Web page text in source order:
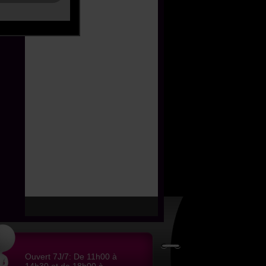
Ouvert 7J/7: De 11h00 à